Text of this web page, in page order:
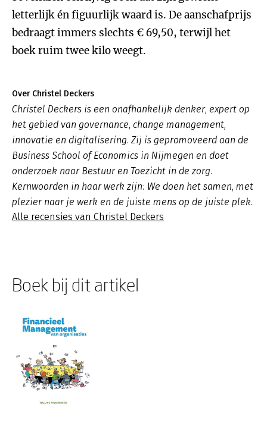
letterlijk én figuurlijk waard is. De aanschafprijs
bedraagt immers slechts € 69,50, terwijl het
boek ruim twee kilo weegt.
Over Christel Deckers
Christel Deckers is een onafhankelijk denker, expert op
het gebied van governance, change management,
innovatie en digitalisering. Zij is gepromoveerd aan de
Business School of Economics in Nijmegen en doet
onderzoek naar Bestuur en Toezicht in de zorg.
Kernwoorden in haar werk zijn: We doen het samen, met
plezier naar je werk en de juiste mens op de juiste plek.
Alle recensies van Christel Deckers
Boek bij dit artikel